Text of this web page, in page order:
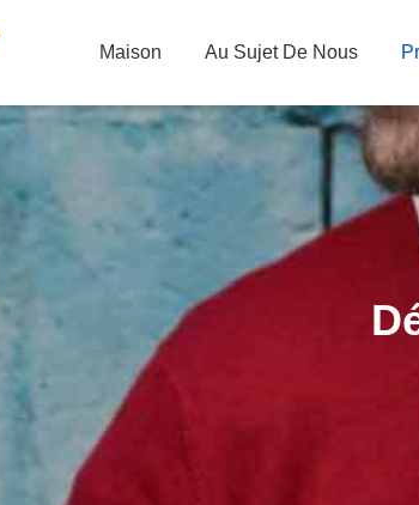
Maison Au Sujet De Nous